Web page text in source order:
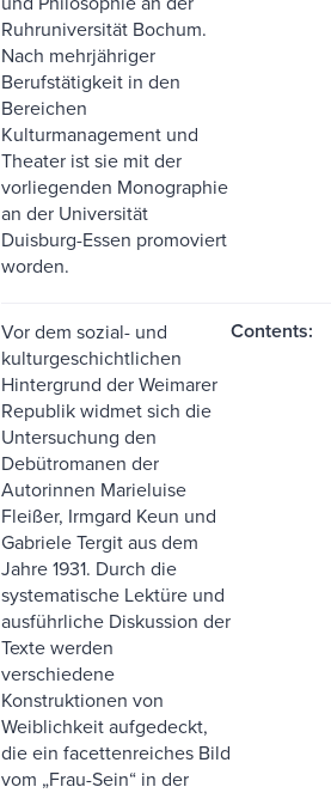
Ruhruniversität Bochum.
Nach mehrjähriger
Berufstätigkeit in den
Bereichen
Kulturmanagement und
Theater ist sie mit der
vorliegenden Monographie
an der Universität
Duisburg-Essen promoviert
worden.
Vor dem sozial- und
kulturgeschichtlichen
Hintergrund der Weimarer
Republik widmet sich die
Untersuchung den
Debütromanen der
Autorinnen Marieluise
Fleißer, Irmgard Keun und
Gabriele Tergit aus dem
Jahre 1931. Durch die
systematische Lektüre und
ausführliche Diskussion der
Texte werden
verschiedene
Konstruktionen von
Weiblichkeit aufgedeckt,
die ein facettenreiches Bild
vom „Frau-Sein“ in der
Contents: